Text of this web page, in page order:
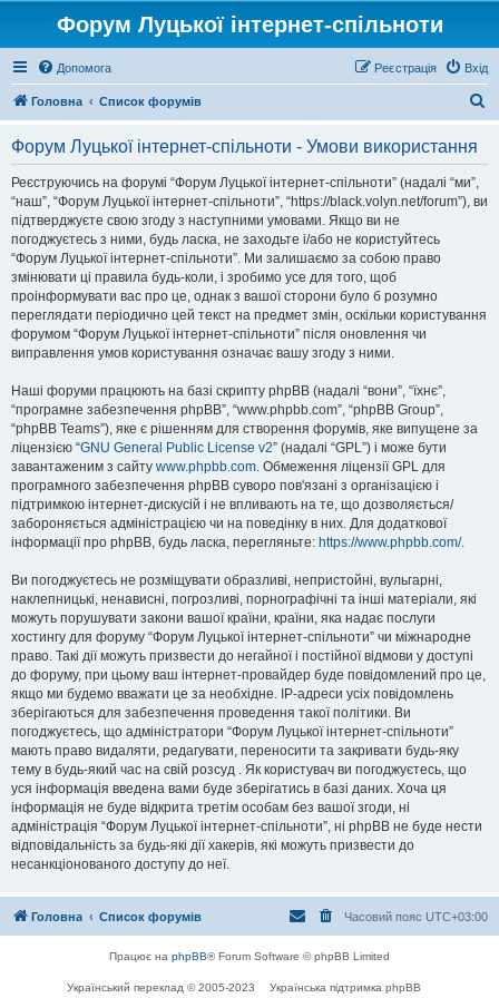
Форум Луцької інтернет-спільноти
Допомога Вхід
Реєстрація
Головна Список форумів
Форум Луцької інтернет-спільноти - Умови використання
Реєструючись на форумі “Форум Луцької інтернет-спільноти” (надалі “ми”,
“наш”, “Форум Луцької інтернет-спільноти”, “https://black.volyn.net/forum”), ви
підтверджуєте свою згоду з наступними умовами. Якщо ви не
погоджуєтесь з ними, будь ласка, не заходьте і/або не користуйтесь
“Форум Луцької інтернет-спільноти”. Ми залишаємо за собою право
змінювати ці правила будь-коли, і зробимо усе для того, щоб
проінформувати вас про це, однак з вашої сторони було б розумно
переглядати періодично цей текст на предмет змін, оскільки користування
форумом “Форум Луцької інтернет-спільноти” після оновлення чи
виправлення умов користування означає вашу згоду з ними.
Наші форуми працюють на базі скрипту phpBB (надалі “вони”, “їхнє”,
“програмне забезпечення phpBB”, “www.phpbb.com”, “phpBB Group”,
“phpBB Teams”), яке є рішенням для створення форумів, яке випущене за
ліцензією “GNU General Public License v2” (надалі “GPL”) і може бути
завантаженим з сайту www.phpbb.com. Обмеження ліцензії GPL для
програмного забезпечення phpBB суворо пов'язані з організацією і
підтримкою інтернет-дискусій і не впливають на те, що дозволяється/
забороняється адміністрацією чи на поведінку в них. Для додаткової
інформації про phpBB, будь ласка, перегляньте: https://www.phpbb.com/.
Ви погоджуєтесь не розміщувати образливі, непристойні, вульгарні,
наклепницькі, ненависні, погрозливі, порнографічні та інші матеріали, які
можуть порушувати закони вашої країни, країни, яка надає послуги
хостингу для форуму “Форум Луцької інтернет-спільноти” чи міжнародне
право. Такі дії можуть призвести до негайної і постійної відмови у доступі
до форуму, при цьому ваш інтернет-провайдер буде повідомлений про це,
якщо ми будемо вважати це за необхідне. IP-адреси усіх повідомлень
зберігаються для забезпечення проведення такої політики. Ви
погоджуєтесь, що адміністратори “Форум Луцької інтернет-спільноти”
мають право видаляти, редагувати, переносити та закривати будь-яку
тему в будь-який час на свій розсуд . Як користувач ви погоджуєтесь, що
уся інформація введена вами буде зберігатись в базі даних. Хоча ця
інформація не буде відкрита третім особам без вашої згоди, ні
адміністрація “Форум Луцької інтернет-спільноти”, ні phpBB не буде нести
відповідальність за будь-які дії хакерів, які можуть призвести до
несанкціонованого доступу до неї.
Головна Список форумів Часовий пояс UTC+03:00
Працює на phpBB® Forum Software © phpBB Limited
Український переклад © 2005-2023 Українська підтримка phpBB